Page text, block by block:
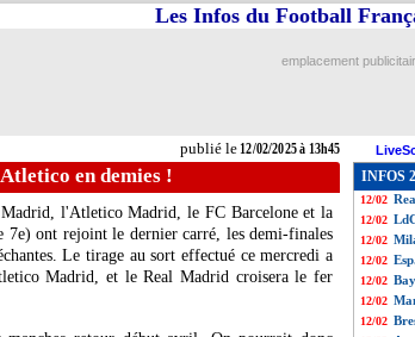
publié le12/02/2025 à 13h45
Les Infos du Football
emplacement
en demies !
Madrid, l'Atletico Madrid, le FC Barcelone et la
7e) ont rejoint le dernier carré, les demi-finales
Le tirage au sort effectué ce mercredi a
Madrid, et le Real Madrid croisera le fer
INFOS
12/02
12/02
12/02
12/02
12/02
12/02
12/02
12/02
12/02
12/02
12/02